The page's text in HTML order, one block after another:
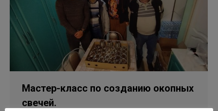
Мастер-класс по созданию окопных
свечей.